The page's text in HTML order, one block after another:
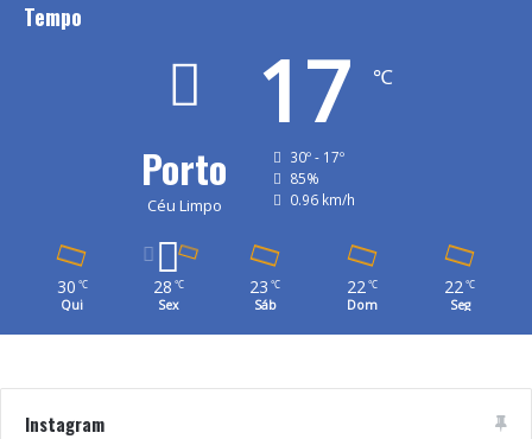
Tempo
Porto
Céu Limpo
17 ℃
30º - 17º
85%
0.96 km/h
30 ℃
Qui
28 ℃
Sex
23 ℃
Sáb
22℃
Dom
22℃
Seg
Instagram